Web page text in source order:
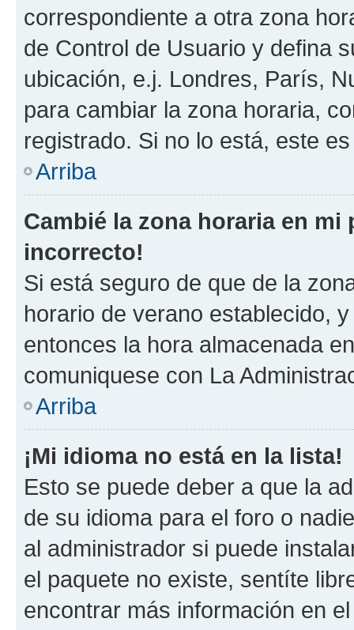
correspondiente a otra zona
de Control de Usuario y defina
ubicación, e.j. Londres, París,
para cambiar la zona horaria,
registrado. Si no lo está, este
Arriba
Cambié la zona horaria en
incorrecto!
Si está seguro de que de la
horario de verano establecido,
entonces la hora almacenada
comuniquese con La
Arriba
¡Mi idioma no está en la lista!
Esto se puede deber a que la
de su idioma para el foro o
al administrador si puede
el paquete no existe, sentíte
encontrar más información en